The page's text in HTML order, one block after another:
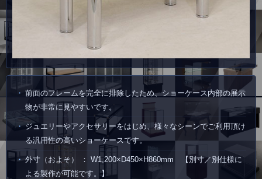
前面のフレームを完全に排除したため、ショーケース内部の展示
物が非常に見やすいです。
ジュエリーやアクセサリーをはじめ、様々なシーンでご利用頂け
る汎用性の高いショーケースです。
外寸（およそ） ： W1,200×D450×H860mm 【別寸／別仕様に
よる製作が可能です。】